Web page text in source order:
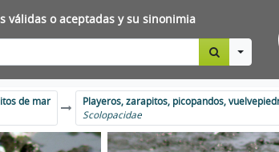
válidas o aceptadas y su sinonimia
Toggle
de mar
Playeros, zarapitos, picopandos,
Scolopacidae